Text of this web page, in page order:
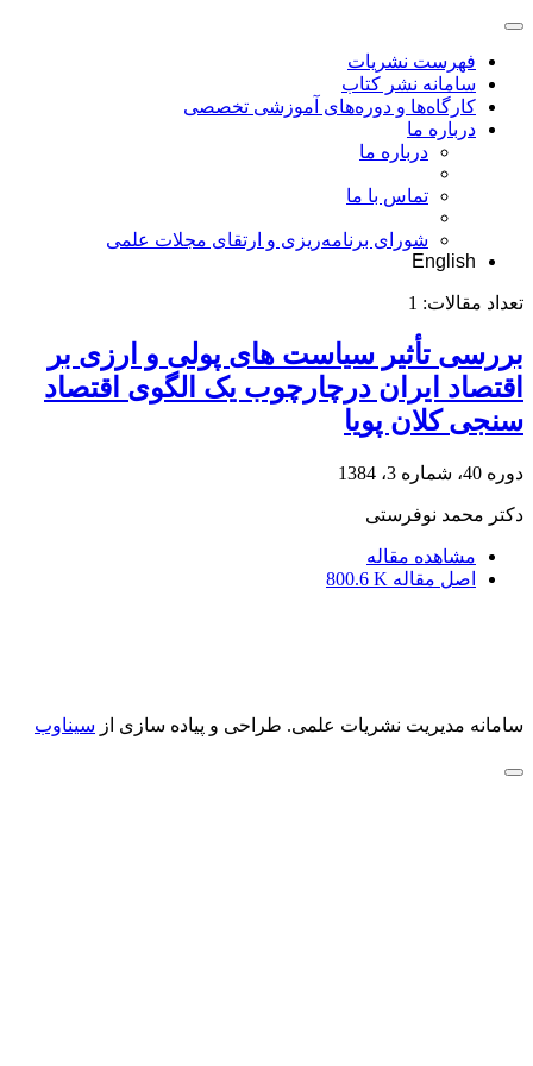
فهرست نشریات
سامانه نشر کتاب
کارگاه‌ها و دوره‌های آموزشی تخصصی
درباره ما
درباره ما
تماس با ما
شورای برنامه‌ریزی و ارتقای مجلات علمی
English
تعداد مقالات: 1
بررسی تأثیر سیاست های پولی و ارزی بر
اقتصاد ایران درچارچوب یک الگوی اقتصاد
سنجی کلان پویا
دوره 40، شماره 3، 1384
دکتر محمد نوفرستی
مشاهده مقاله
اصل مقاله 800.6 K
سامانه مدیریت نشریات علمی. طراحی و پیاده سازی از سیناوب